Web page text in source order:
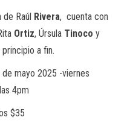
Raúl Rivera, cuenta con
Ortiz, Úrsula Tinoco y
a fin.
mayo 2025 -viernes
4pm
$35